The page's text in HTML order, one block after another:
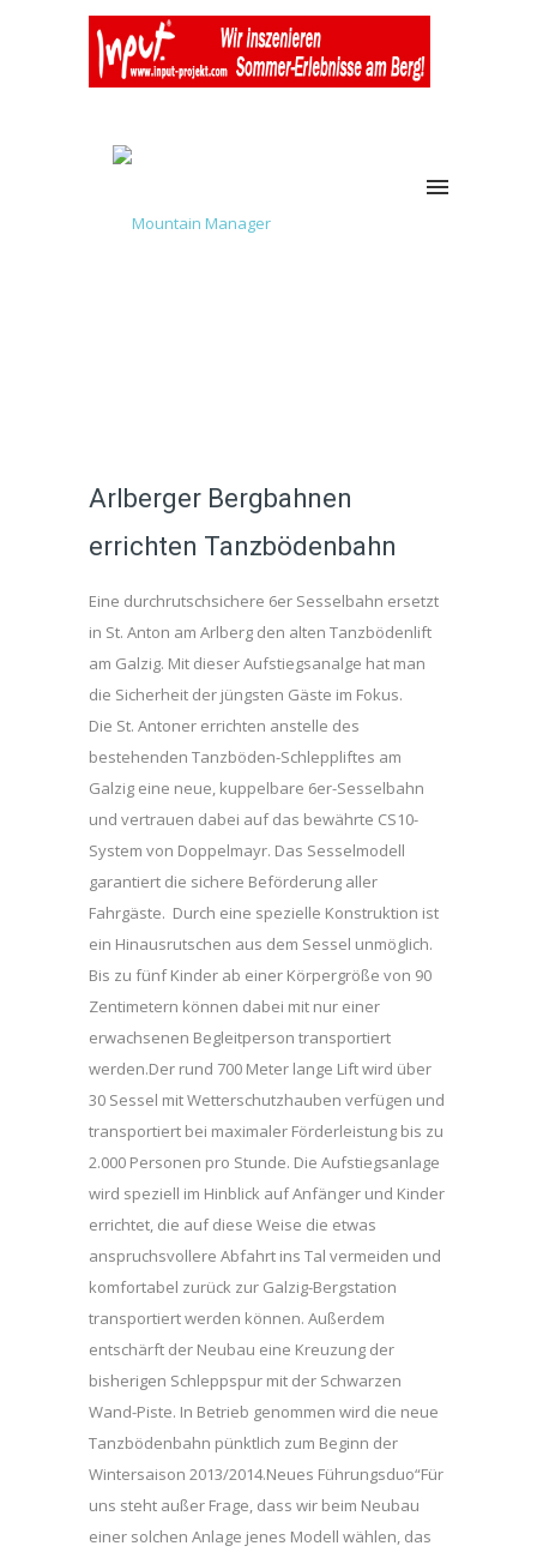
Arlberger Bergbahnen
errichten Tanzbödenbahn
Eine durchrutschsichere 6er Sesselbahn ersetzt
in St. Anton am Arlberg den alten Tanzbödenlift
am Galzig. Mit dieser Aufstiegsanalge hat man
die Sicherheit der jüngsten Gäste im Fokus.
Die St. Antoner errichten anstelle des
bestehenden Tanzböden-Schleppliftes am
Galzig eine neue, kuppelbare 6er-Sesselbahn
und vertrauen dabei auf das bewährte CS10-
System von Doppelmayr. Das Sesselmodell
garantiert die sichere Beförderung aller
Fahrgäste. Durch eine spezielle Konstruktion ist
ein Hinausrutschen aus dem Sessel unmöglich.
Bis zu fünf Kinder ab einer Körpergröße von 90
Zentimetern können dabei mit nur einer
erwachsenen Begleitperson transportiert
werden.Der rund 700 Meter lange Lift wird über
30 Sessel mit Wetterschutzhauben verfügen und
transportiert bei maximaler Förderleistung bis zu
2.000 Personen pro Stunde. Die Aufstiegsanlage
wird speziell im Hinblick auf Anfänger und Kinder
errichtet, die auf diese Weise die etwas
anspruchsvollere Abfahrt ins Tal vermeiden und
komfortabel zurück zur Galzig-Bergstation
transportiert werden können. Außerdem
entschärft der Neubau eine Kreuzung der
bisherigen Schleppspur mit der Schwarzen
Wand-Piste. In Betrieb genommen wird die neue
Tanzbödenbahn pünktlich zum Beginn der
Wintersaison 2013/2014.Neues Führungsduo“Für
uns steht außer Frage, dass wir beim Neubau
einer solchen Anlage jenes Modell wählen, das